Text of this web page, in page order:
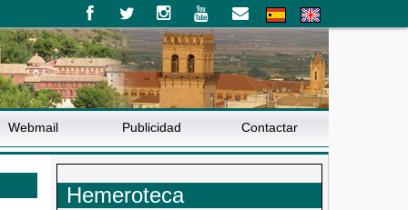
Webmail Publicidad Contactar
Hemeroteca